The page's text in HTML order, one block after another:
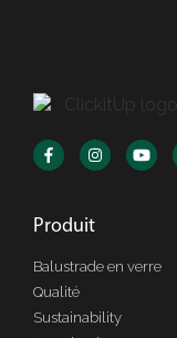
Produit
Balustrade en verre
Qualité
Sustainability